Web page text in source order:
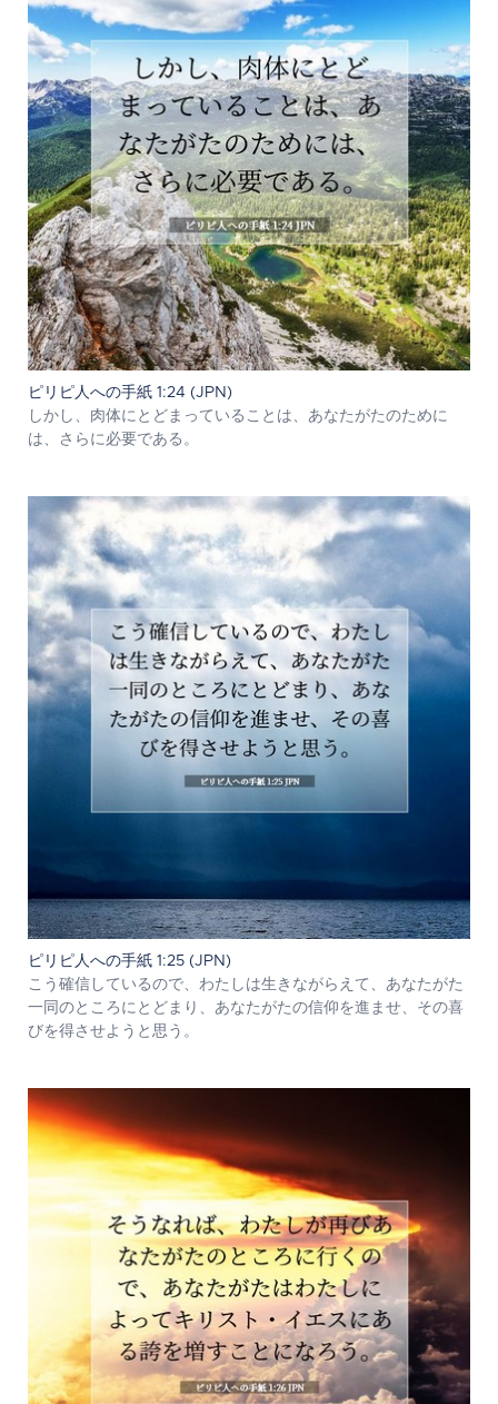
ピリピ人への手紙 1:24 (JPN)
しかし、肉体にとどまっていることは、あなたがたのために
は、さらに必要である。
ピリピ人への手紙 1:25 (JPN)
こう確信しているので、わたしは生きながらえて、あなたがた
一同のところにとどまり、あなたがたの信仰を進ませ、その喜
びを得させようと思う。